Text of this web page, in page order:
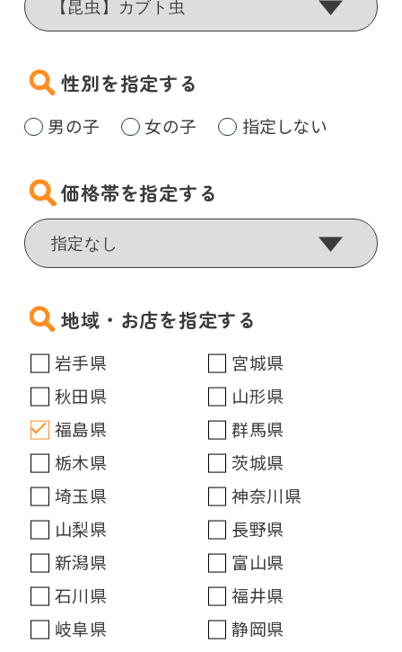
性別を指定する
男の子 女の子 指定しない
価格帯を指定する
地域・お店を指定する
岩手県
宮城県
秋田県
山形県
福島県
群馬県
栃木県
茨城県
埼玉県
神奈川県
山梨県
長野県
新潟県
富山県
石川県
福井県
岐阜県
静岡県